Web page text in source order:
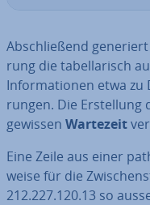
Ab­schlie­ßend
rung die ta­bel­la­risch
In­for­ma­tio­nen etwa
run­gen. Die
gewissen Wartezeit
Eine Zeile aus einer
wei­se für die
212.227.120.13 so